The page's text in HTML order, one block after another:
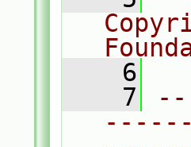
    6
    7